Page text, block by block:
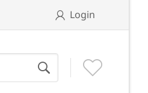
Login